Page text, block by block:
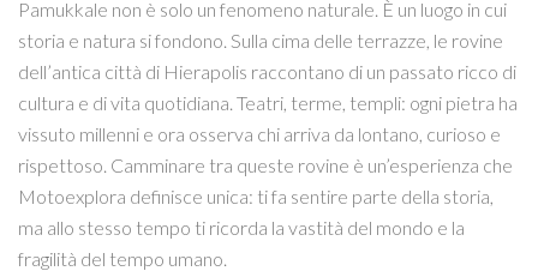
Pamukkale non è solo un fenomeno naturale. È un luogo in cui
storia e natura si fondono. Sulla cima delle terrazze, le rovine
dell’antica città di Hierapolis raccontano di un passato ricco di
cultura e di vita quotidiana. Teatri, terme, templi: ogni pietra ha
vissuto millenni e ora osserva chi arriva da lontano, curioso e
rispettoso. Camminare tra queste rovine è un’esperienza che
Motoexplora definisce unica: ti fa sentire parte della storia,
ma allo stesso tempo ti ricorda la vastità del mondo e la
fragilità del tempo umano.